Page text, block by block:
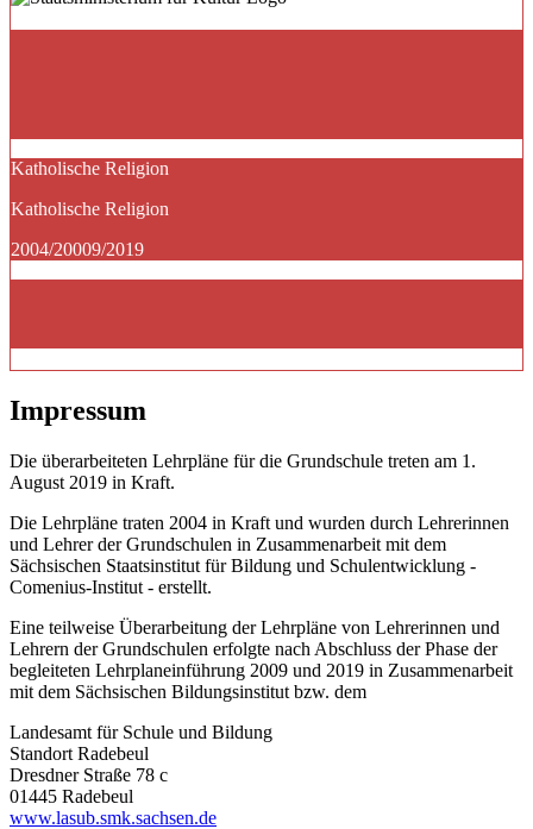
Katholische Religion
Katholische Religion
2004/20009/2019
Impressum
Die überarbeiteten Lehrpläne für die Grundschule treten am 1.
August 2019 in Kraft.
Die Lehrpläne traten 2004 in Kraft und wurden durch Lehrerinnen
und Lehrer der Grundschulen in Zusammenarbeit mit dem
Sächsischen Staatsinstitut für Bildung und Schulentwicklung -
Comenius-Institut - erstellt.
Eine teilweise Überarbeitung der Lehrpläne von Lehrerinnen und
Lehrern der Grundschulen erfolgte nach Abschluss der Phase der
begleiteten Lehrplaneinführung 2009 und 2019 in Zusammenarbeit
mit dem Sächsischen Bildungsinstitut bzw. dem
Landesamt für Schule und Bildung
Standort Radebeul
Dresdner Straße 78 c
01445 Radebeul
www.lasub.smk.sachsen.de